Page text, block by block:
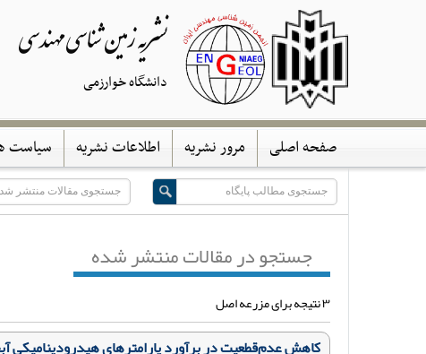
نشریه زمین شناسی مهندسی
دانشگاه خوارزمی
صفحه اصلی مرور نشریه اطلاعات نشریه سیاست
جستجو در مقالات منتشر شده
۳ نتیجه برای مزرعه اصل